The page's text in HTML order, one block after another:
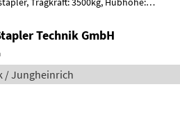
Technik GmbH
/ Jungheinrich